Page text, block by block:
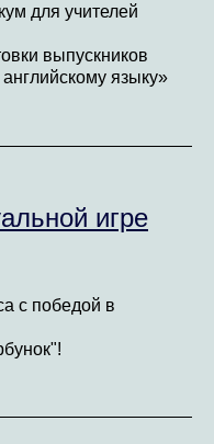
для учителей
выпускников
языку»
игре
с победой в